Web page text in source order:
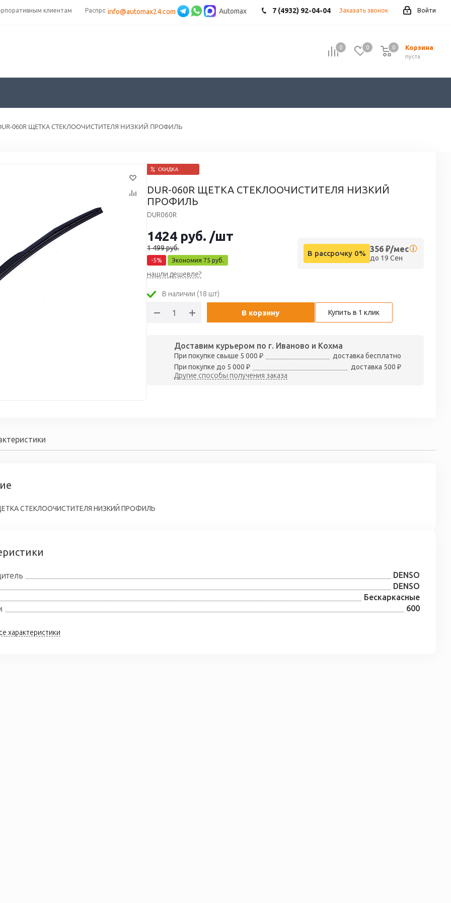
клиентам Распродажа Войти
7 (4932) 92-04-04 Заказать звонок
info@automax24.com Automax
0 0 Корзина
пуста
0
060R ЩЕТКА СТЕКЛООЧИСТИТЕЛЯ НИЗКИЙ ПРОФИЛЬ
DUR-060R ЩЕТКА СТЕКЛООЧИСТИТЕЛЯ НИЗКИЙ
ПРОФИЛЬ
DUR060R
1424руб. /шт
1 499руб.
-5% Экономия 75 руб.
нашли дешевле?
В рассрочку 0% 356 ₽/мес
до 19 Сен
В наличии (18 шт)
В корзину Купить в 1 клик
Доставим курьером по г. Иваново и Кохма
При покупке свыше 5 000 ₽
доставка бесплатно
При покупке до 5 000 ₽
доставка 500 ₽
Другие способы получения заказа
СТЕКЛООЧИСТИТЕЛЯ НИЗКИЙ ПРОФИЛЬ
DENSO
DENSO
Бескаркасные
600
характеристики